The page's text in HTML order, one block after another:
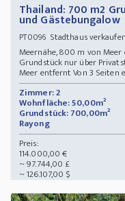
Thailand: 700 m2
und Gästebungalow
PT0096Stadthaus
Meernähe, 800 m von
Grundstück nur über
Meer entfernt Von 3 Seiten
Zimmer: 2
Wohnfläche: 50,00m²
Grundstück: 700,00m²
Rayong
Preis:
114.000,00 €
~ 97.744,00 £
~ 126.107,00 $